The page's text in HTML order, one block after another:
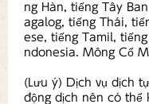
ng Hàn, tiếng Tây
agalog, tiếng Thái,
ese, tiếng Tamil,
ndonesia. Mông Cổ
(Lưu ý) Dịch vụ dịch
động dịch nên có thể